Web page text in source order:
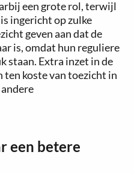
een grote rol, terwijl
ingericht op zulke
geven aan dat de
is, omdat hun reguliere
staan. Extra inzet in de
ten koste van toezicht in
een betere